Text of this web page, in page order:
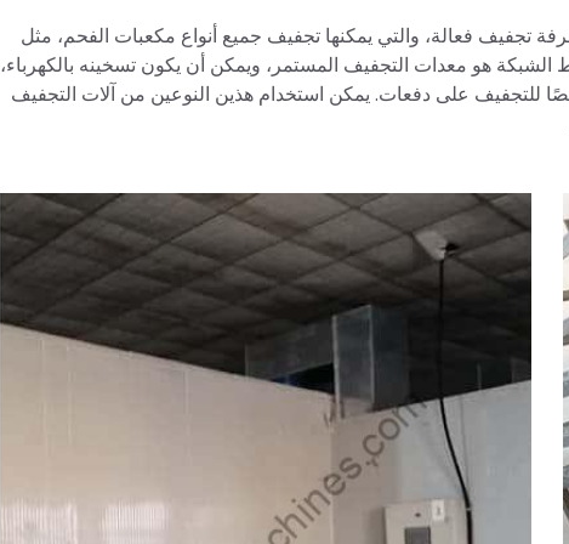
فعالة، والتي يمكنها تجفيف جميع أنواع مكعبات الفحم، مثل
هو معدات التجفيف المستمر، ويمكن أن يكون تسخينه بالكهرباء،
للتجفيف على دفعات. يمكن استخدام هذين النوعين من آلات التجفيف